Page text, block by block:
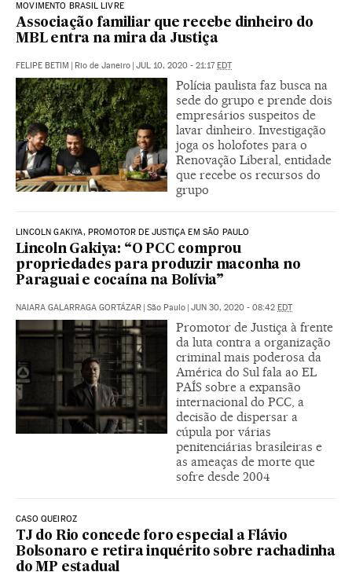
MOVIMENTO BRASIL LIVRE
Associação familiar que recebe dinheiro do
MBL entra na mira da Justiça
FELIPE BETIM | Rio de Janeiro | JUL 10, 2020 - 21:17EDT
Polícia paulista faz busca na
sede do grupo e prende dois
empresários suspeitos de
lavar dinheiro. Investigação
joga os holofotes para o
Renovação Liberal, entidade
que recebe os recursos do
grupo
LINCOLN GAKIYA, PROMOTOR DE JUSTIÇA EM SÃO PAULO
Lincoln Gakiya: “O PCC comprou
propriedades para produzir maconha no
Paraguai e cocaína na Bolívia”
NAIARA GALARRAGA GORTÁZAR | São Paulo | JUN 30, 2020 - 08:42 EDT
Promotor de Justiça à frente
da luta contra a organização
criminal mais poderosa da
América do Sul fala ao EL
PAÍS sobre a expansão
internacional do PCC, a
decisão de dispersar a
cúpula por várias
penitenciárias brasileiras e
as ameaças de morte que
sofre desde 2004
CASO QUEIROZ
TJ do Rio concede foro especial a Flávio
Bolsonaro e retira inquérito sobre rachadinha
do MP estadual